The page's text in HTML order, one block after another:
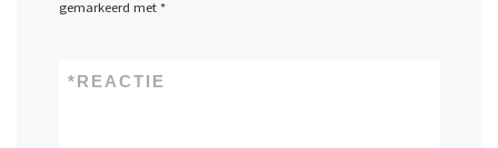
gemarkeerd met *
REACTIE
*